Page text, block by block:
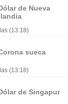
de Nueva
(13:18)
sueca
(13:18)
de Singapur